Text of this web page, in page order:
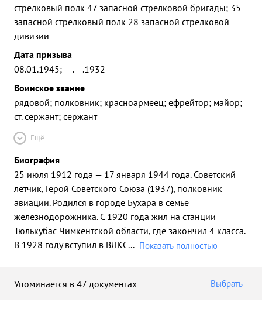
стрелковый полк 47 запасной стрелковой бригады; 35
запасной стрелковый полк 28 запасной стрелковой
дивизии
Дата призыва
08.01.1945; __.__.1932
Воинское звание
рядовой; полковник; красноармеец; ефрейтор; майор;
ст. сержант; сержант
Ещё
Биография
25 июля 1912 года — 17 января 1944 года. Советский
лётчик, Герой Советского Союза (1937), полковник
авиации. Родился в городе Бухара в семье
железнодорожника. С 1920 года жил на станции
Тюлькубас Чимкентской области, где закончил 4 класса.
В 1928 году вступил в ВЛКС... Показать полностью
Упоминается в 47 документах Выбрать